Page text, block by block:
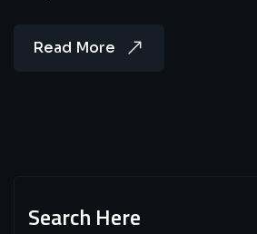
Read More
Search Here